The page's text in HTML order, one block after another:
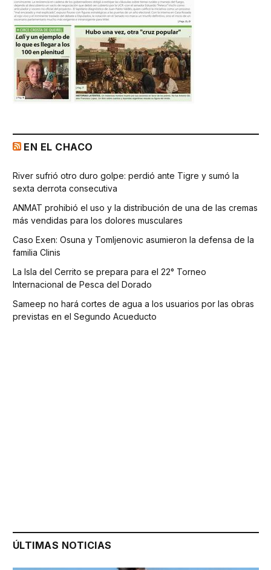
EN EL CHACO
River sufrió otro duro golpe: perdió ante Tigre y sumó la
sexta derrota consecutiva
ANMAT prohibió el uso y la distribución de una de las cremas
más vendidas para los dolores musculares
Caso Exen: Osuna y Tomljenovic asumieron la defensa de la
familia Clinis
La Isla del Cerrito se prepara para el 22° Torneo
Internacional de Pesca del Dorado
Sameep no hará cortes de agua a los usuarios por las obras
previstas en el Segundo Acueducto
ÚLTIMAS NOTICIAS